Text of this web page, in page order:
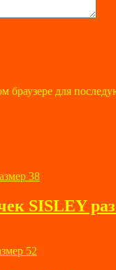
браузере для
SISLEY